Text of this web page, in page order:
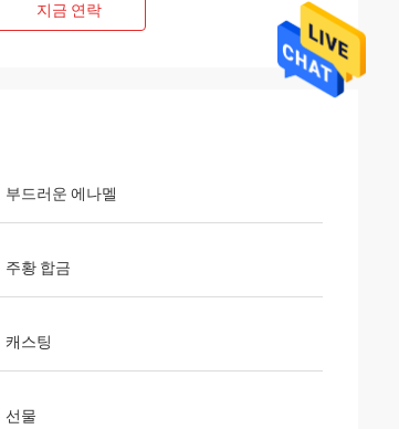
지금 연락
부드러운 에나멜
주황 합금
캐스팅
선물